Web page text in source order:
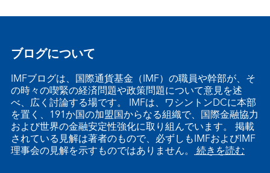
ブログについて
IMFブログは、国際通貨基金（IMF）の職員や幹部が、そ
の時々の喫緊の経済問題や政策問題について意見を述
べ、広く討論する場です。 IMFは、ワシントンDCに本部
を置く、191か国の加盟国からなる組織で、国際金融協力
および世界の金融安定性強化に取り組んでいます。 掲載
されている見解は著者のもので、必ずしもIMFおよびIMF
理事会の見解を示すものではありません。 続きを読む